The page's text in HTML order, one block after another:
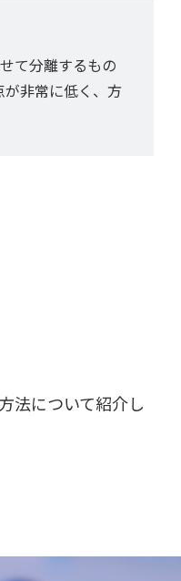
て分離するもの
非常に低く、方
法について紹介し